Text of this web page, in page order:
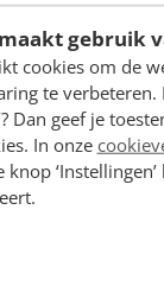
gebruik
cookies om de
te verbeteren.
Dan geef je
In onze
u een ruime
B-450
aan het juiste
wij u